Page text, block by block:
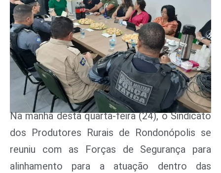
Na manhã desta quarta-feira (24), o Sindicato
dos Produtores Rurais de Rondonópolis se
reuniu com as Forças de Segurança para
alinhamento para a atuação dentro das